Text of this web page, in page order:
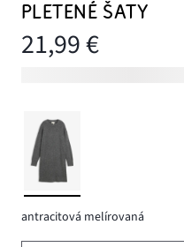
PLETENÉ ŠATY
21,99 €
antracitová melírovaná